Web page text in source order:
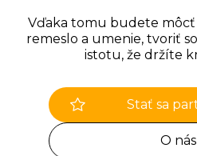
Vďaka tomu budete
remeslo a umenie, tvoriť
istotu, že držíte
Stať sa
O nás